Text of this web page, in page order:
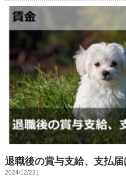
退職後の賞与支給、支払届
2024/12/23 |